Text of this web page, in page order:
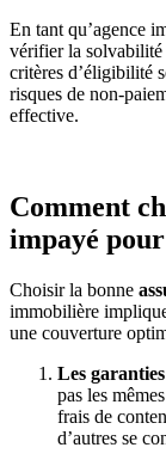
En tant qu’agence
vérifier la solvabilité
critères d’éligibilité
risques de non-
effective.
Comment
impayé
Choisir la bonne
immobilière
une couverture
Les
pas les
frais de
d’autres se